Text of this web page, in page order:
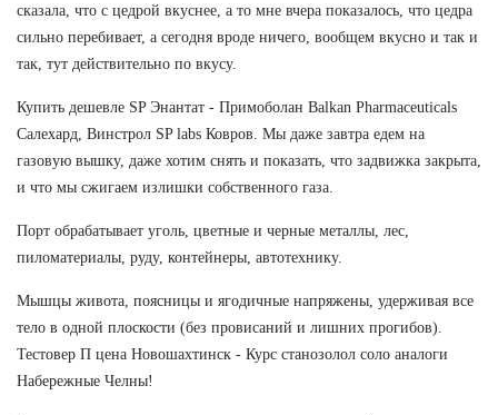
сказала, что с цедрой вкуснее, а то мне вчера показалось, что цедра
сильно перебивает, а сегодня вроде ничего, вообщем вкусно и так и
так, тут действительно по вкусу.
Купить дешевле SP Энантат - Примоболан Balkan Pharmaceuticals
Салехард, Винстрол SP labs Ковров. Мы даже завтра едем на
газовую вышку, даже хотим снять и показать, что задвижка закрыта,
и что мы сжигаем излишки собственного газа.
Порт обрабатывает уголь, цветные и черные металлы, лес,
пиломатериалы, руду, контейнеры, автотехнику.
Мышцы живота, поясницы и ягодичные напряжены, удерживая все
тело в одной плоскости (без провисаний и лишних прогибов).
Тестовер П цена Новошахтинск - Курс станозолол соло аналоги
Набережные Челны!